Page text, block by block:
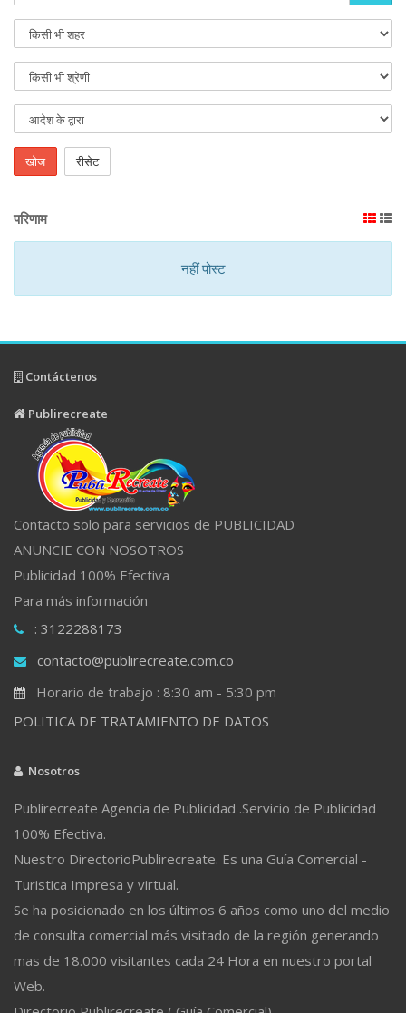
खोज रीसेट
परिणाम
नहीं पोस्ट
Contáctenos
Publirecreate
Contacto solo para servicios de PUBLICIDAD
ANUNCIE CON NOSOTROS
Publicidad 100% Efectiva
Para más información
: 3122288173
contacto@publirecreate.com.co
Horario de trabajo : 8:30 am - 5:30 pm
POLITICA DE TRATAMIENTO DE DATOS
Nosotros
Publirecreate Agencia de Publicidad .Servicio de Publicidad
100% Efectiva.
Nuestro DirectorioPublirecreate. Es una Guía Comercial -
Turistica Impresa y virtual.
Se ha posicionado en los últimos 6 años como uno del medio
de consulta comercial más visitado de la región generando
mas de 18.000 visitantes cada 24 Hora en nuestro portal
Web.